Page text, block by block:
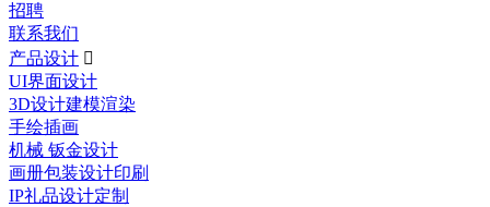
招聘
联系我们
产品设计 
UI界面设计
3D设计建模渲染
手绘插画
机械 钣金设计
画册包装设计印刷
IP礼品设计定制